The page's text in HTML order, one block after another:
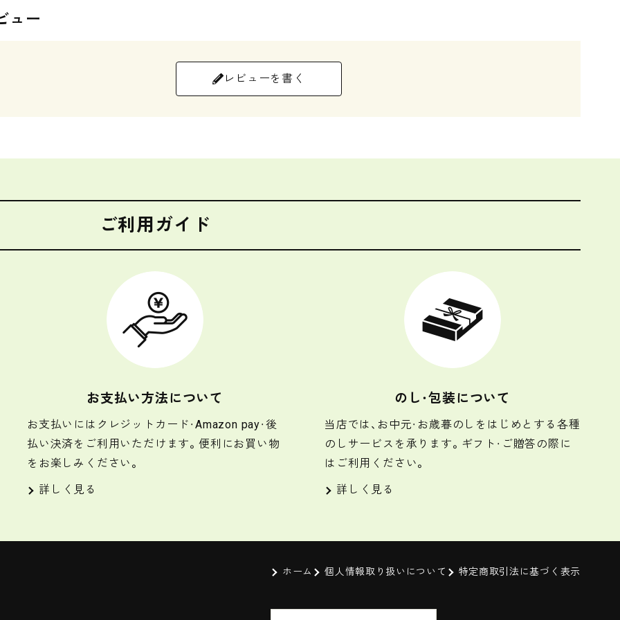
ュー
レビューを書く
ご利用ガイド
お支払い方法について
お支払いにはクレジットカード・Amazon pay・後
払い決済をご利用いただけます。便利にお買い物
をお楽しみください。
詳しく見る
のし・包装について
当店では、お中元・お歳暮のしをはじめとする各種
のしサービスを承ります。ギフト・ご贈答の際に
はご利用ください。
詳しく見る
ホーム 個人情報取り扱いについて 特定商取引法に基づく表示